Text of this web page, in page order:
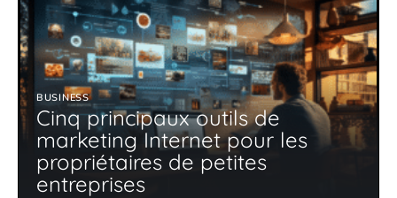
BUSINESS
Cinq principaux outils de
marketing Internet pour les
propriétaires de petites
entreprises